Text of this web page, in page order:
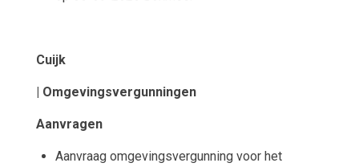
Cuijk
| Omgevingsvergunningen
Aanvragen
Aanvraag omgevingsvergunning voor het